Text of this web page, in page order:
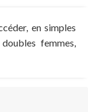
en simples
femmes,